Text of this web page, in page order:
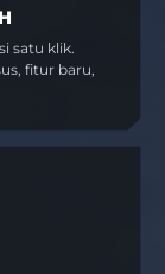
satu klik.
fitur baru,